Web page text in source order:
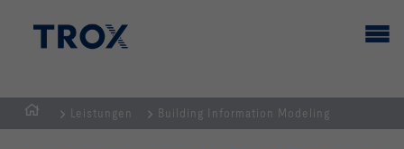
Home
Leistungen Building Information Modeling